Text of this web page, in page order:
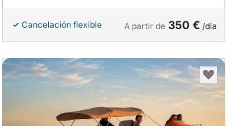
Cancelación flexible A partir de 350 € /día